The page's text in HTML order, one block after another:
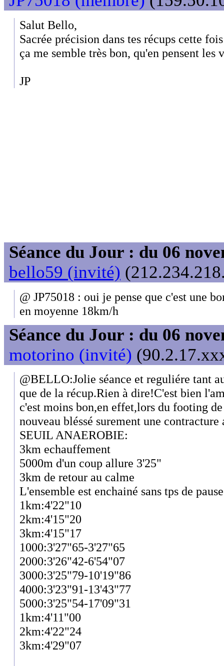
Salut Bello,
Sacrée précision dans tes récups cette
ça me semble très bon, qu'en pensent les
JP
Séance du Jour : du 06
bello59 (invité)
@ JP75018 : oui je pense que c'est une
en moyenne 18km/h
Séance du Jour : du 06
motorino (invité)
@BELLO:Jolie séance et reguliére tant
que de la récup.Rien à dire!C'est bien
c'est moins bon,en effet,lors du footing
nouveau bléssé surement une
SEUIL ANAEROBIE:
3km echauffement
5000m d'un coup allure 3'25"
3km de retour au calme
L'ensemble est enchainé sans tps de
1km:4'22"10
2km:4'15"20
3km:4'15"17
1000:3'27"65-3'27"65
2000:3'26"42-6'54"07
3000:3'25"79-10'19"86
4000:3'23"91-13'43"77
5000:3'25"54-17'09"31
1km:4'11"00
2km:4'22"24
3km:4'29"07